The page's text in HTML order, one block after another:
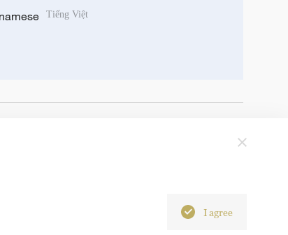
Tiếng Việt
I agree